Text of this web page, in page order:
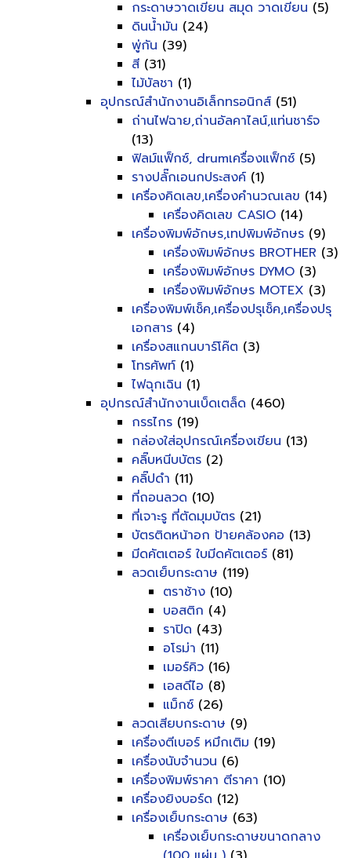
กระดาษวาดเขียน สมุด วาดเขียน (5)
ดินน้ำมัน (24)
พู่กัน (39)
สี (31)
ไม้บัลชา (1)
อุปกรณ์สำนักงานอิเล็กทรอนิกส์ (51)
ถ่านไฟฉาย,ถ่านอัลคาไลน์,แท่นชาร์จ
(13)
ฟิลม์แฟ็กซ์, drumเครื่องแฟ็กซ์ (5)
รางปลั๊กเอนกประสงค์ (1)
เครื่องคิดเลข,เครื่องคำนวณเลข (14)
เครื่องคิดเลข CASIO (14)
เครื่องพิมพ์อักษร,เทปพิมพ์อักษร (9)
เครื่องพิมพ์อักษร BROTHER (3)
เครื่องพิมพ์อักษร DYMO (3)
เครื่องพิมพ์อักษร MOTEX (3)
เครื่องพิมพ์เช็ค,เครื่องปรุเช็ค,เครื่องปรุ
เอกสาร (4)
เครื่องสแกนบาร์โค๊ต (3)
โทรศัพท์ (1)
ไฟฉุกเฉิน (1)
อุปกรณ์สำนักงานเบ็ดเตล็ด (460)
กรรไกร (19)
กล่องใส่อุปกรณ์เครื่องเขียน (13)
คลิ๊บหนีบบัตร (2)
คลิ๊ปดำ (11)
ที่ถอนลวด (10)
ที่เจาะรู ที่ตัดมุมบัตร (21)
บัตรติดหน้าอก ป้ายคล้องคอ (13)
มีดคัตเตอร์ ใบมีดคัตเตอร์ (81)
ลวดเย็บกระดาษ (119)
ตราช้าง (10)
บอสติก (4)
ราปิด (43)
อโรม่า (11)
เมอร์คิว (16)
เอสดีไอ (8)
แม็กซ์ (26)
ลวดเสียบกระดาษ (9)
เครื่องตีเบอร์ หมึกเติม (19)
เครื่องนับจำนวน (6)
เครื่องพิมพ์ราคา ตีราคา (10)
เครื่องยิงบอร์ด (12)
เครื่องเย็บกระดาษ (63)
เครื่องเย็บกระดาษขนาดกลาง